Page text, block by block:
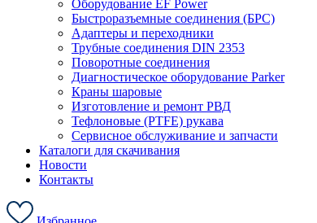
Оборудование EF Power
Быстроразъемные соединения (БРС)
Адаптеры и переходники
Трубные соединения DIN 2353
Поворотные соединения
Диагностическое оборудование Parker
Краны шаровые
Изготовление и ремонт РВД
Тефлоновые (PTFE) рукава
Сервисное обслуживание и запчасти
Каталоги для скачивания
Новости
Контакты